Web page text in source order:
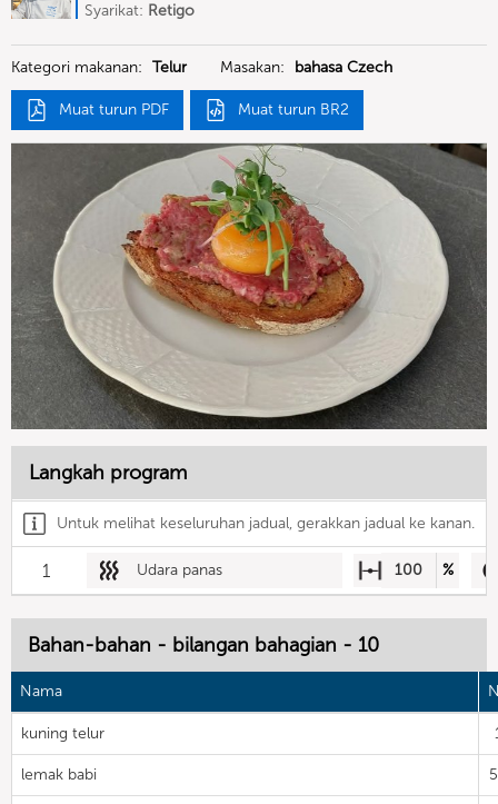
Syarikat: Retigo
Kategori makanan: Telur Masakan: bahasa Czech
Muat turun PDF Muat turun BR2
Langkah program
Untuk melihat keseluruhan jadual, gerakkan jadual ke kanan.
1 Udara panas 100 %
Bahan-bahan - bilangan bahagian - 10
Nama
kuning telur
lemak babi